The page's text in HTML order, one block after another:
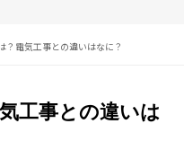
？電気工事との違いはなに？
工事との違いは